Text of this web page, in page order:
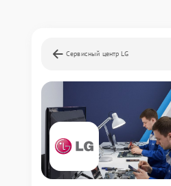
Сервисный центр LG